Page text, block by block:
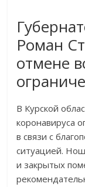
Роман
отмене
В Курской
коронавируса
в связи с
ситуацией.
и закрытых